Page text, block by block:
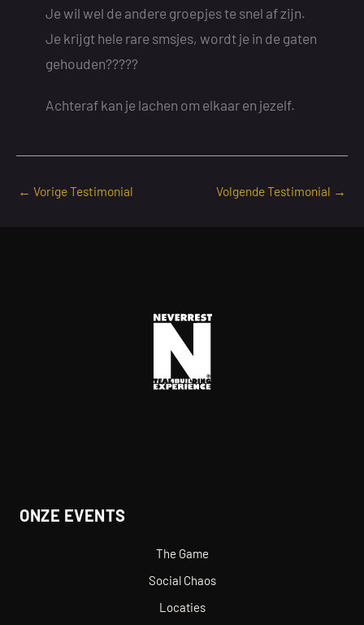
Je wil wel de andere groepjes te snel af zijn.
Je krijgt hele rare smsjes, wordt je in de gaten
gehouden?????
Achteraf kan je lachen om elkaar en jezelf.
← Vorige Testimonial Volgende Testimonial →
ONZE EVENTS
The Game
Social Chaos
Locaties